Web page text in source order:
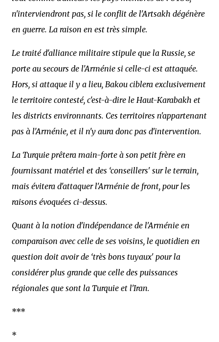
n'interviendront pas, si le conflit de l'Artsakh dégénère
en guerre. La raison en est très simple.
Le traité d'alliance militaire stipule que la Russie, se
porte au secours de l'Arménie si celle-ci est attaquée.
Hors, si attaque il y a lieu, Bakou ciblera exclusivement
le territoire contesté, c'est-à-dire le Haut-Karabakh et
les districts environnants. Ces territoires n'appartenant
pas à l'Arménie, et il n'y aura donc pas d'intervention.
La Turquie prêtera main-forte à son petit frère en
fournissant matériel et des ‘conseillers' sur le terrain,
mais évitera d'attaquer l'Arménie de front, pour les
raisons évoquées ci-dessus.
Quant à la notion d'indépendance de l'Arménie en
comparaison avec celle de ses voisins, le quotidien en
question doit avoir de ‘très bons tuyaux' pour la
considérer plus grande que celle des puissances
régionales que sont la Turquie et l'Iran.
***
*